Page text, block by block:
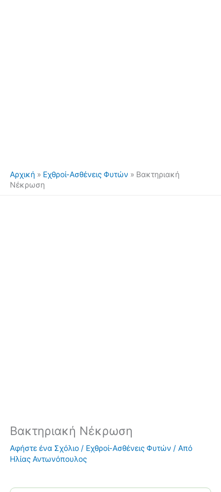
Αρχική » Εχθροί-Ασθένεις Φυτών » Βακτηριακή
Νέκρωση
Βακτηριακή Νέκρωση
Αφήστε ένα Σχόλιο / Εχθροί-Ασθένεις Φυτών / Από
Ηλίας Αντωνόπουλος